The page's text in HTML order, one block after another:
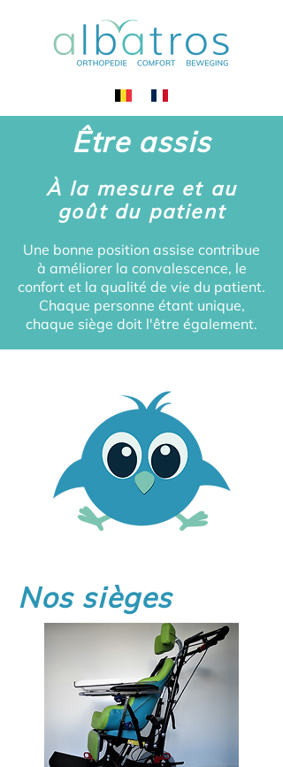
Être assis
À la mesure et au
goût du patient
Une bonne position assise contribue
à améliorer la convalescence, le
confort et la qualité de vie du patient.
Chaque personne étant unique,
chaque siège doit l'être également.
Nos sièges